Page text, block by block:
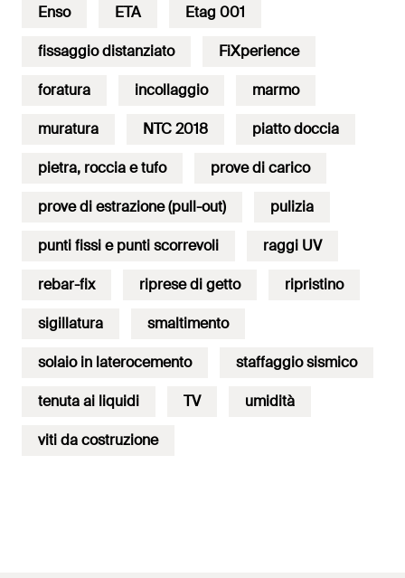
Enso ETA Etag 001
fissaggio distanziato FiXperience
foratura incollaggio marmo
muratura NTC 2018 piatto doccia
pietra, roccia e tufo prove di carico
prove di estrazione (pull-out) pulizia
punti fissi e punti scorrevoli raggi UV
rebar-fix riprese di getto ripristino
sigillatura smaltimento
solaio in laterocemento staffaggio sismico
tenuta ai liquidi TV umidità
viti da costruzione